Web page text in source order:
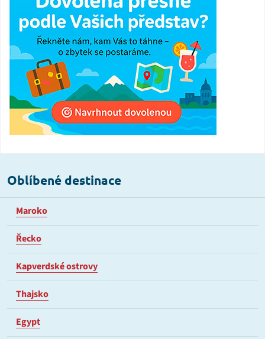
Oblíbené destinace
Maroko
Řecko
Kapverdské ostrovy
Thajsko
Egypt